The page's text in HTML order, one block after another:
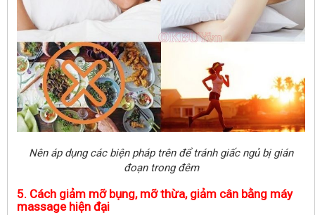
Nên áp dụng các biện pháp trên để tránh giấc ngủ bị gián
đoạn trong đêm
5. Cách giảm mỡ bụng, mỡ thừa, giảm cân bằng máy
massage hiện đại